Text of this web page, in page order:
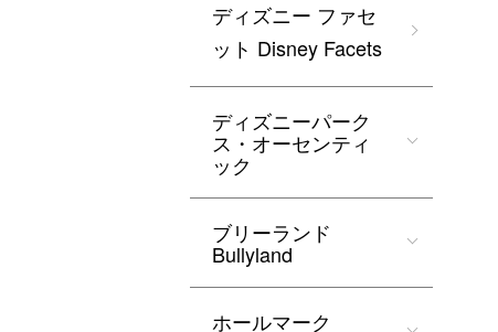
ディズニー ファセ
ット Disney Facets
ディズニーパーク
ス・オーセンティ
ック
ブリーランド
Bullyland
ホールマーク